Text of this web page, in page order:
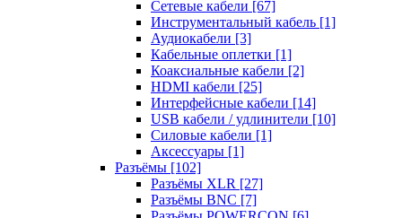
Сетевые кабели [67]
Инструментальный кабель [1]
Аудиокабели [3]
Кабельные оплетки [1]
Коаксиальные кабели [2]
HDMI кабели [25]
Интерфейсные кабели [14]
USB кабели / удлинители [10]
Силовые кабели [1]
Аксессуары [1]
Разъёмы [102]
Разъёмы XLR [27]
Разъёмы BNC [7]